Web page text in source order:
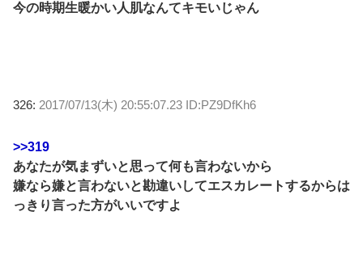
今の時期生暖かい人肌なんてキモいじゃん
326: 2017/07/13(木) 20:55:07.23 ID:PZ9DfKh6
>>319
あなたが気まずいと思って何も言わないから
嫌なら嫌と言わないと勘違いしてエスカレートするからは
っきり言った方がいいですよ